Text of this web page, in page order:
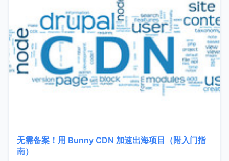
无需备案！用 Bunny CDN 加速出海项目（附入门指
南）